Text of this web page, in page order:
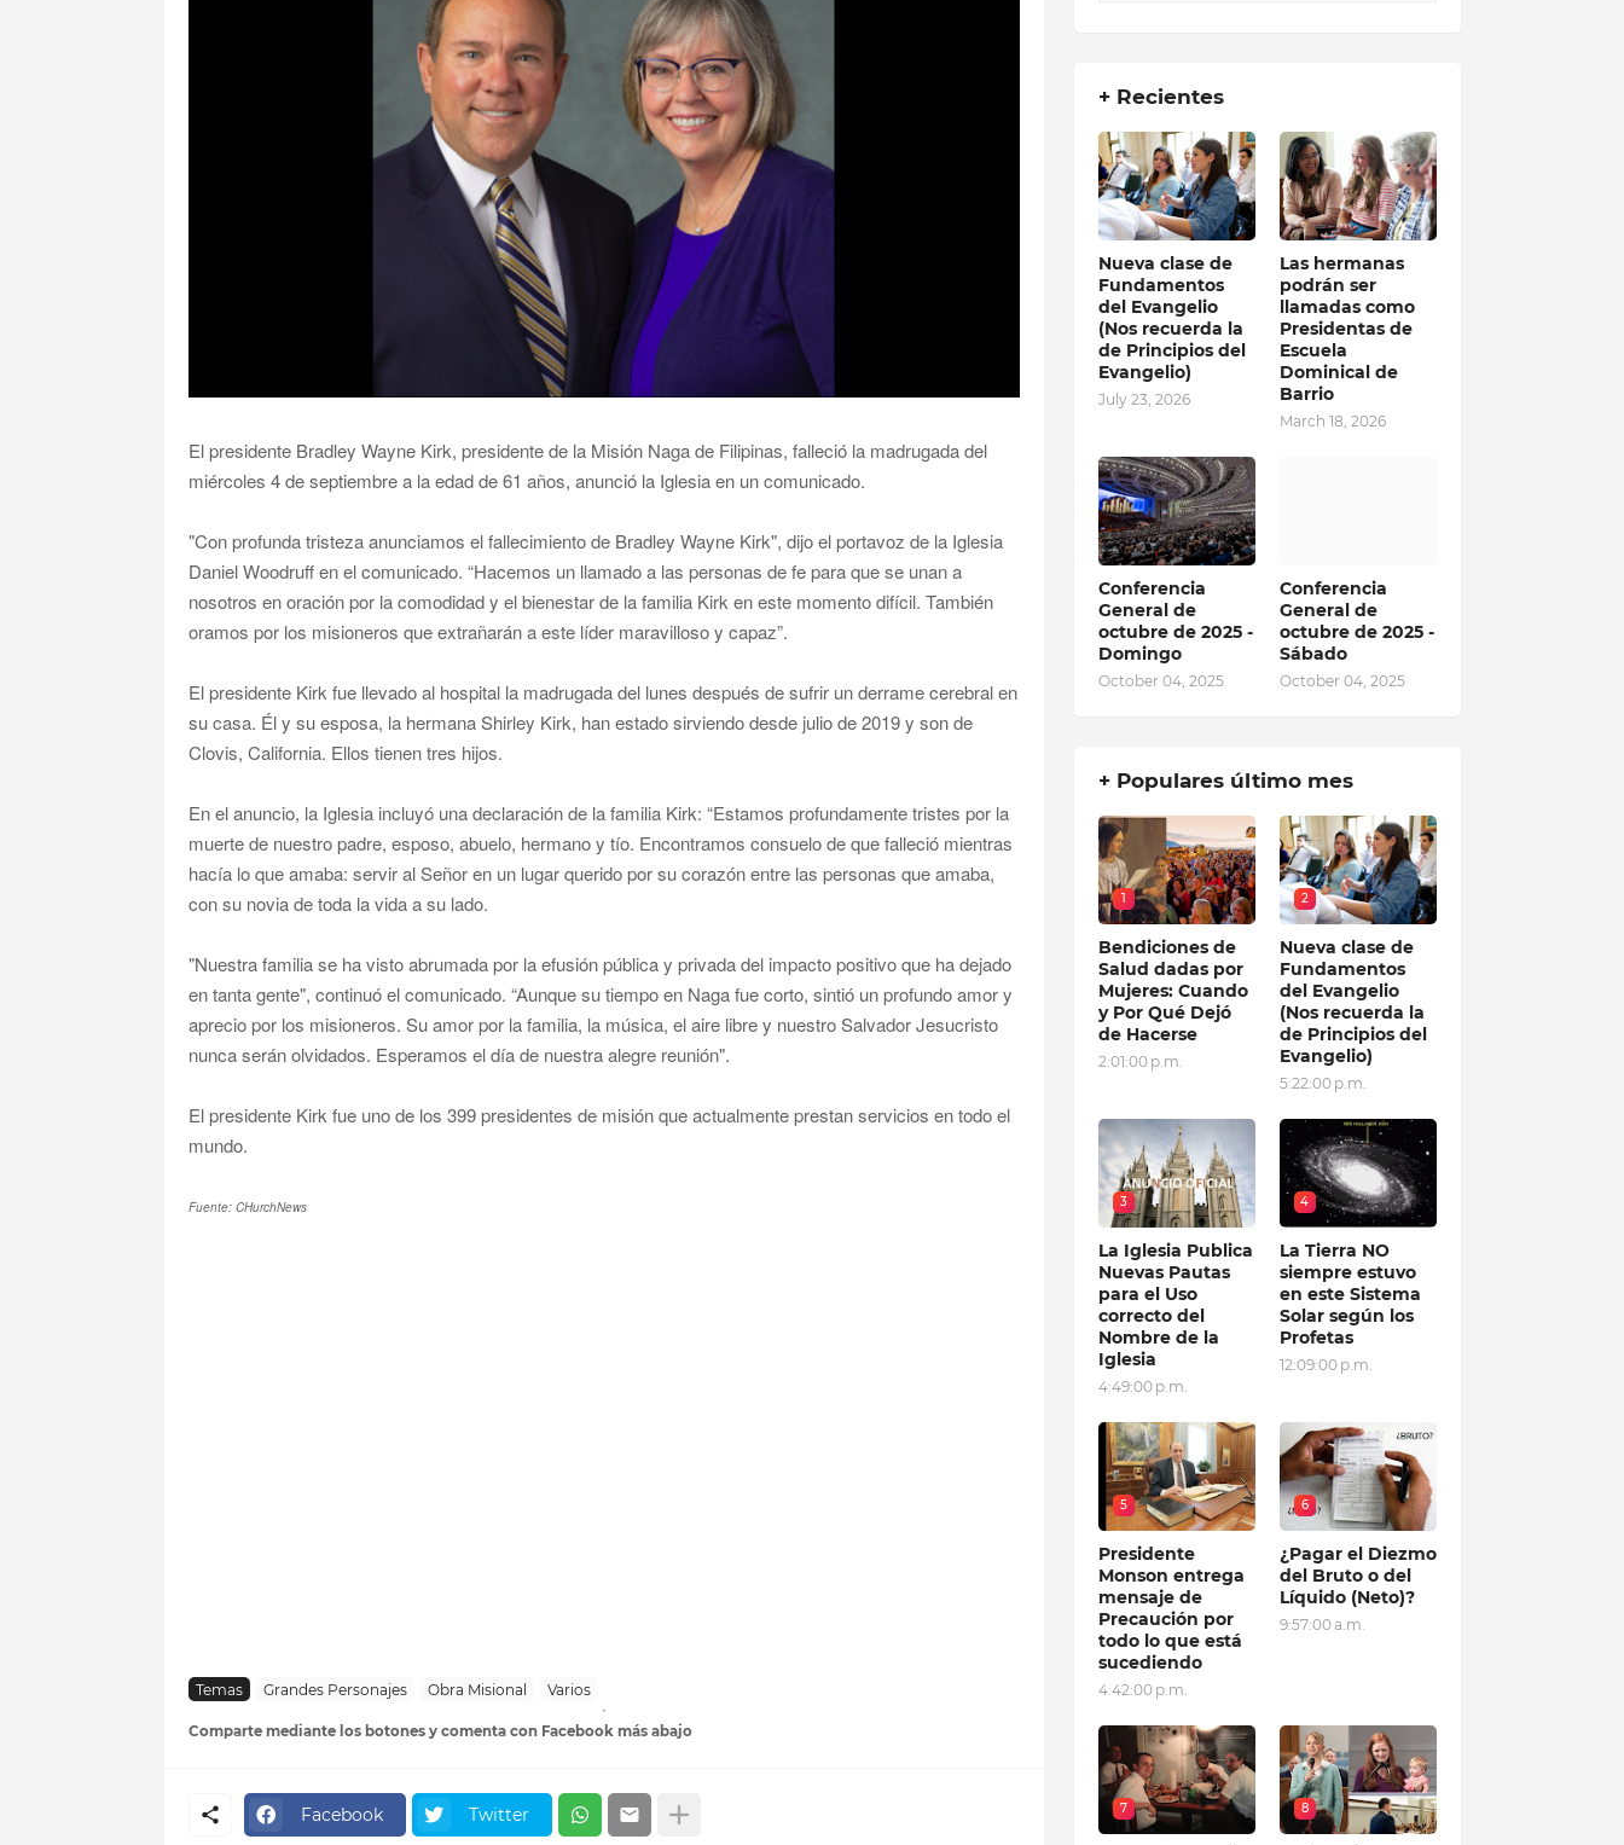
El presidente Bradley Wayne Kirk, presidente de la Misión Naga de Filipinas, falleció la madrugada del
miércoles 4 de septiembre a la edad de 61 años, anunció la Iglesia en un comunicado.
"Con profunda tristeza anunciamos el fallecimiento de Bradley Wayne Kirk", dijo el portavoz de la Iglesia
Daniel Woodruff en el comunicado. “Hacemos un llamado a las personas de fe para que se unan a
nosotros en oración por la comodidad y el bienestar de la familia Kirk en este momento difícil. También
oramos por los misioneros que extrañarán a este líder maravilloso y capaz”.
El presidente Kirk fue llevado al hospital la madrugada del lunes después de sufrir un derrame cerebral en
su casa. Él y su esposa, la hermana Shirley Kirk, han estado sirviendo desde julio de 2019 y son de
Clovis, California. Ellos tienen tres hijos.
En el anuncio, la Iglesia incluyó una declaración de la familia Kirk: “Estamos profundamente tristes por la
muerte de nuestro padre, esposo, abuelo, hermano y tío. Encontramos consuelo de que falleció mientras
hacía lo que amaba: servir al Señor en un lugar querido por su corazón entre las personas que amaba,
con su novia de toda la vida a su lado.
"Nuestra familia se ha visto abrumada por la efusión pública y privada del impacto positivo que ha dejado
en tanta gente", continuó el comunicado. “Aunque su tiempo en Naga fue corto, sintió un profundo amor y
aprecio por los misioneros. Su amor por la familia, la música, el aire libre y nuestro Salvador Jesucristo
nunca serán olvidados. Esperamos el día de nuestra alegre reunión".
El presidente Kirk fue uno de los 399 presidentes de misión que actualmente prestan servicios en todo el
mundo.
Fuente: CHurchNews
Temas Grandes Personajes Obra Misional Varios
Comparte mediante los botones y comenta con Facebook más abajo
Facebook Twitter
+ Recientes
Nueva clase de
Fundamentos
del Evangelio
(Nos recuerda la
de Principios del
Evangelio)
July 23, 2026
Las hermanas
podrán ser
llamadas como
Presidentas de
Escuela
Dominical de
Barrio
March 18, 2026
Conferencia
General de
octubre de 2025 -
Domingo
October 04, 2025
Conferencia
General de
octubre de 2025 -
Sábado
October 04, 2025
+ Populares último mes
1
Bendiciones de
Salud dadas por
Mujeres: Cuando
y Por Qué Dejó
de Hacerse
2:01:00 p.m.
2
Nueva clase de
Fundamentos
del Evangelio
(Nos recuerda la
de Principios del
Evangelio)
5:22:00 p.m.
3
La Iglesia Publica
Nuevas Pautas
para el Uso
correcto del
Nombre de la
Iglesia
4:49:00 p.m.
4
La Tierra NO
siempre estuvo
en este Sistema
Solar según los
Profetas
12:09:00 p.m.
5
Presidente
Monson entrega
mensaje de
Precaución por
todo lo que está
sucediendo
4:42:00 p.m.
6
¿Pagar el Diezmo
del Bruto o del
Líquido (Neto)?
9:57:00 a.m.
7 8